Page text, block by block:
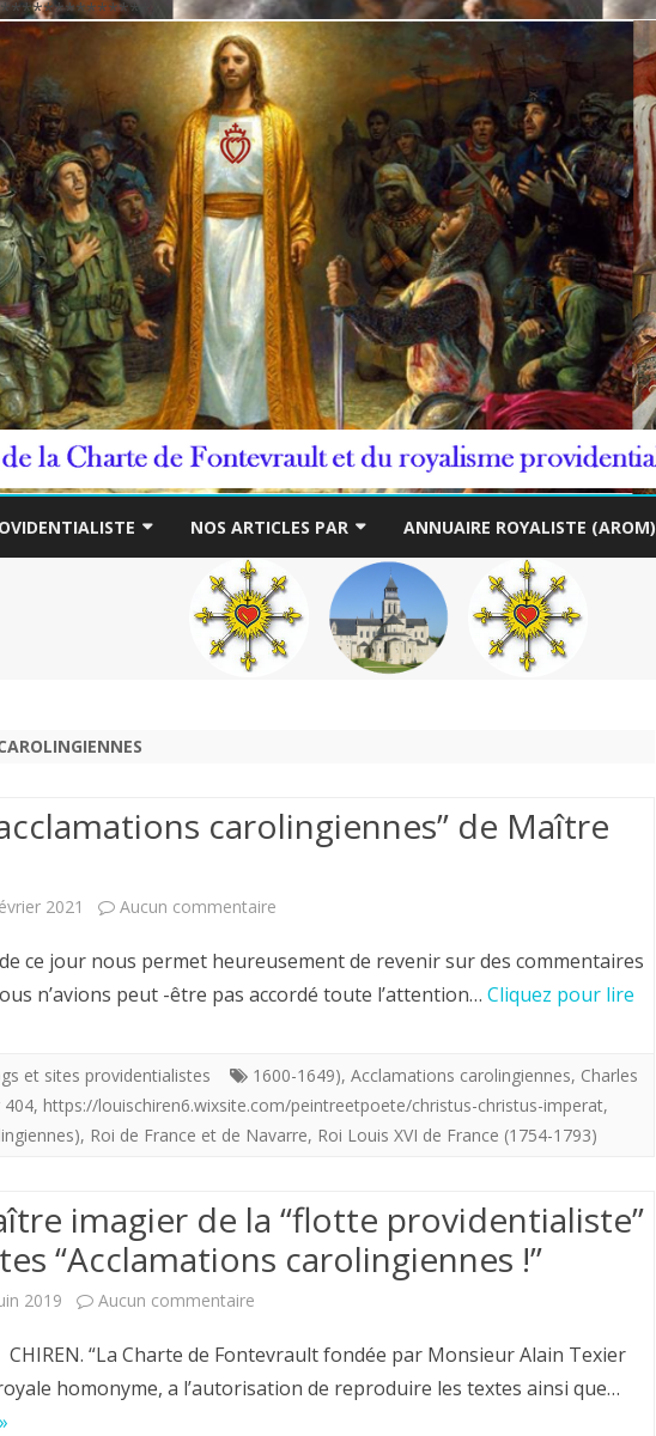
to
NOS ARTICLES PAR
THÉME
AUTEUR
ANNUAIRE ROYALISTE (AROM)
carolingiennes” de Maître
2021 Aucun commentaire
sur
acclamations
carolingiennes”
Louis
ce jour nous permet heureusement de revenir sur des commentaires
n’avions peut -être pas accordé toute l’attention… Cliquez pour lire
et sites providentialistes 1600-1649), Acclamations carolingiennes, Charles
404, https://louischiren6.wixsite.com/peintreetpoete/christus-christus-imperat,
, Roi de France et de Navarre, Roi Louis XVI de France (1754-1793)
imagier de la “flotte providentialiste”
“Acclamations carolingiennes !”
2019 Aucun commentaire
Chiren,
CHIREN. “La Charte de Fontevrault fondée par Monsieur Alain Texier
homonyme, a l’autorisation de reproduire les textes ainsi que…